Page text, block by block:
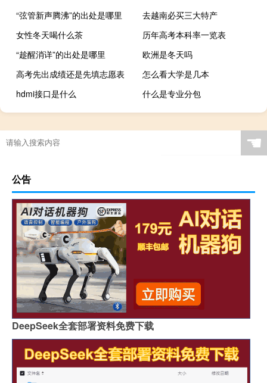
“弦管新声腾沸”的出处是哪里
去越南必买三大特产
女性冬天喝什么茶
历年高考本科率一览表
“趁醒消详”的出处是哪里
欧洲是冬天吗
高考先出成绩还是先填志愿表
怎么看大学是几本
hdmi接口是什么
什么是专业分包
☚
公告
DeepSeek全套部署资料免费下载